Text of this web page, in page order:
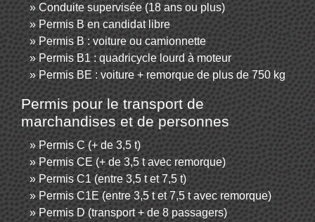
Conduite supervisée (18 ans ou plus)
Permis B en candidat libre
Permis B : voiture ou camionnette
Permis B1 : quadricycle lourd à moteur
Permis BE : voiture + remorque de plus de 750 kg
Permis pour le transport de
marchandises et de personnes
Permis C (+ de 3,5 t)
Permis CE (+ de 3,5 t avec remorque)
Permis C1 (entre 3,5 t et 7,5 t)
Permis C1E (entre 3,5 t et 7,5 t avec remorque)
Permis D (transport + de 8 passagers)